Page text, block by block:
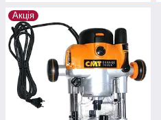
Акція